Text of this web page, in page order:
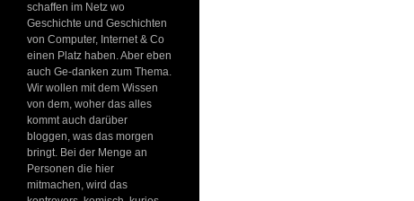
schaffen im Netz wo
Geschichte und Geschichten
von Computer, Internet & Co
einen Platz haben. Aber eben
auch Ge-danken zum Thema.
Wir wollen mit dem Wissen
von dem, woher das alles
kommt auch darüber
bloggen, was das morgen
bringt. Bei der Menge an
Personen die hier
mitmachen, wird das